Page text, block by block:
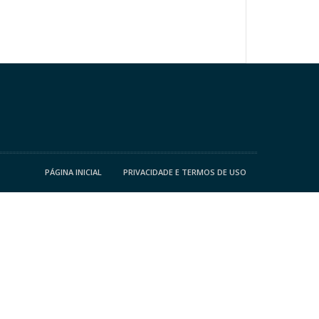
PÁGINA INICIAL PRIVACIDADE E TERMOS DE USO